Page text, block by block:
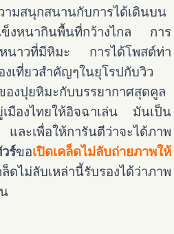
ามสนุกสนานกับการได้เดินบน
ข็งหนากินพื้นที่กว้างไกล การ
หนาวที่มีหิมะ การได้โพสต์ท่า
เที่ยวสำคัญๆในยุโรปกับวิว
องปุยหิมะกับบรรยากาศสุดคูล
เมืองไทยให้อิจฉาเล่น มันเป็น
ละเพื่อให้การันตีว่าจะได้ภาพ
ร์ขอเปิดเคล็ดไม่ลับถ่ายภาพให้
ไม่ลับเหล่านี้รับรองได้ว่าภาพ